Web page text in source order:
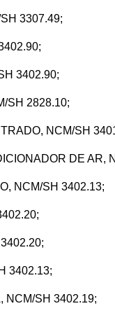
3307.49;
3402.90;
SH 2828.10;
NCM/SH
DE AR,
NCM/SH 3402.13;
3402.13;
NCM/SH 3402.19;